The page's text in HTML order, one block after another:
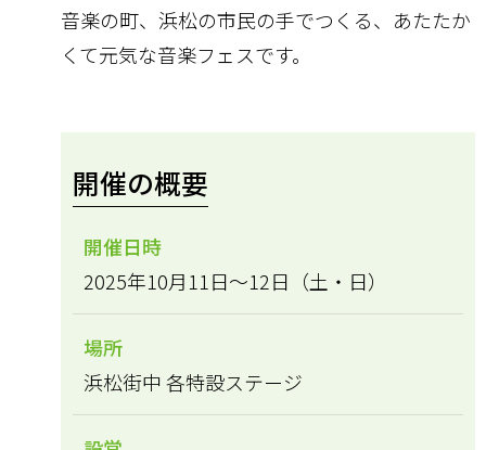
音楽の町、浜松の市民の手でつくる、あたたか
くて元気な音楽フェスです。
開催の概要
開催日時
2025年10月11日～12日（土・日）
場所
浜松街中 各特設ステージ